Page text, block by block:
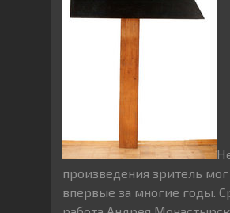
произведения зритель
впервые за многие годы.